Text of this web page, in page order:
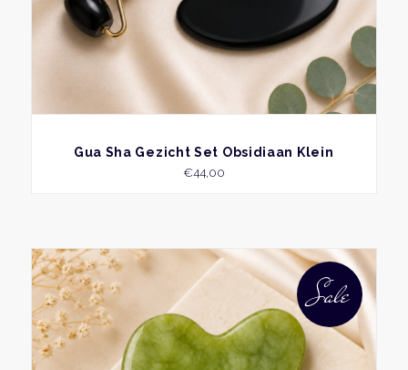
BEKIJK
Gua Sha Gezicht Set Obsidiaan Klein
€44,00
Sale